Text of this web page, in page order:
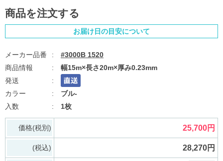
商品を注文する
お届け日の目安について
#3000B 1520
幅15m×長さ20m×厚み0.23mm
ブル-
1枚
価格(税別) 25,700円
(税込) 28,270円